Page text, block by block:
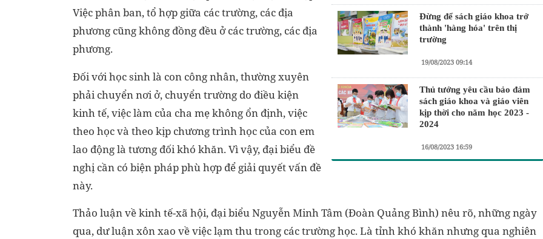
Đừng để sách giáo khoa trở
thành 'hàng hóa' trên thị
trường
19/08/2023 09:14
Thủ tướng yêu cầu bảo đảm
sách giáo khoa và giáo viên
kịp thời cho năm học 2023 -
2024
16/08/2023 16:59
Việc phân ban, tổ hợp giữa các trường, các địa
phương cũng không đồng đều ở các trường, các địa
phương.
Đối với học sinh là con công nhân, thường xuyên
phải chuyển nơi ở, chuyển trường do điều kiện
kinh tế, việc làm của cha mẹ không ổn định, việc
theo học và theo kịp chương trình học của con em
lao động là tương đối khó khăn. Vì vậy, đại biểu đề
nghị cần có biện pháp phù hợp để giải quyết vấn đề
này.
Thảo luận về kinh tế-xã hội, đại biểu Nguyễn Minh Tâm (Đoàn Quảng Bình) nêu rõ, những ngày
qua, dư luận xôn xao về việc lạm thu trong các trường học. Là tỉnh khó khăn nhưng qua nghiên